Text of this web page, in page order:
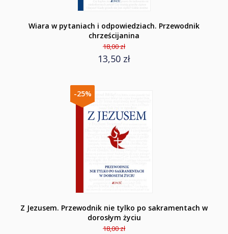
Wiara w pytaniach i odpowiedziach. Przewodnik
chrześcijanina
18,00 zł
13,50 zł
-25%
Z Jezusem. Przewodnik nie tylko po sakramentach w
dorosłym życiu
18,00 zł